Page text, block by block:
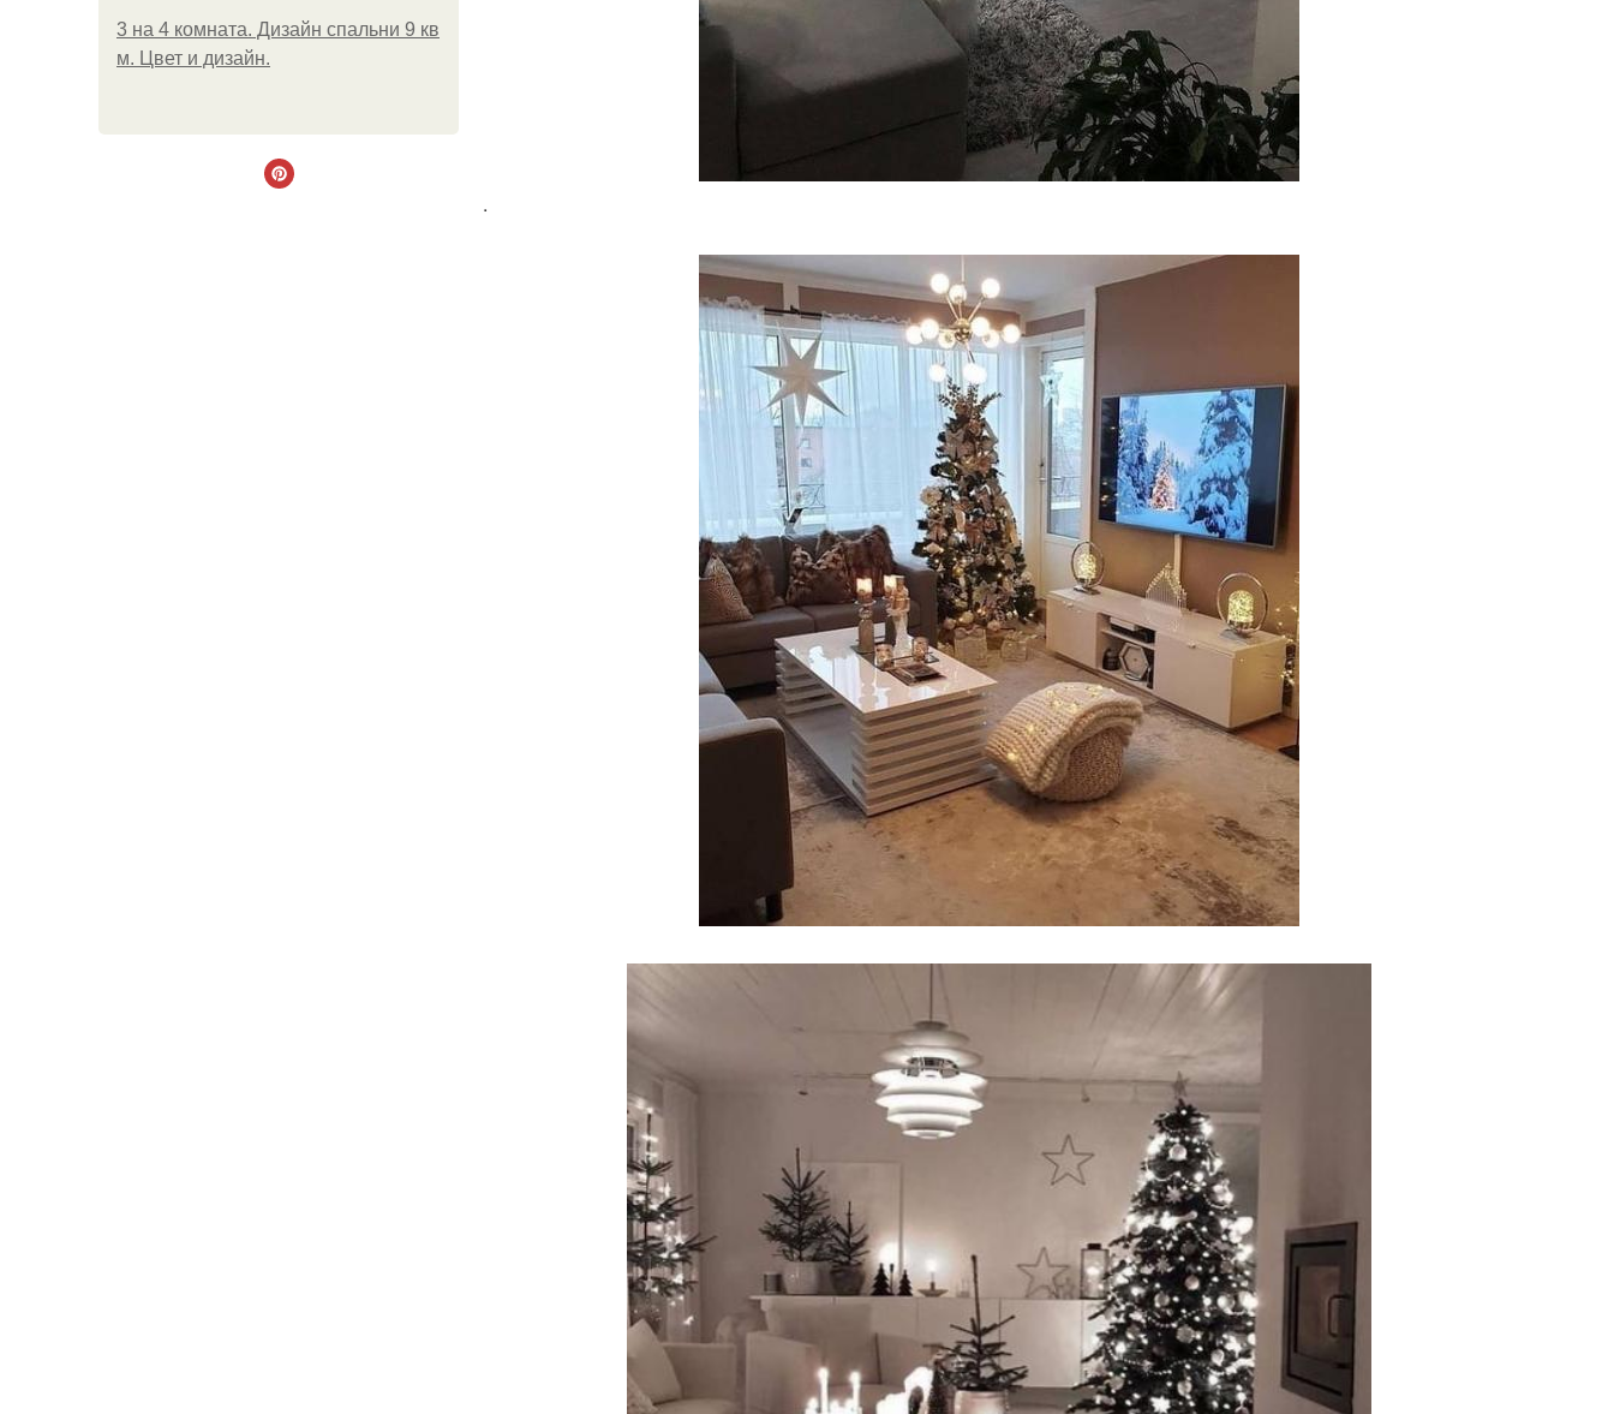
3 на 4 комната. Дизайн спальни 9 кв
м. Цвет и дизайн.
.